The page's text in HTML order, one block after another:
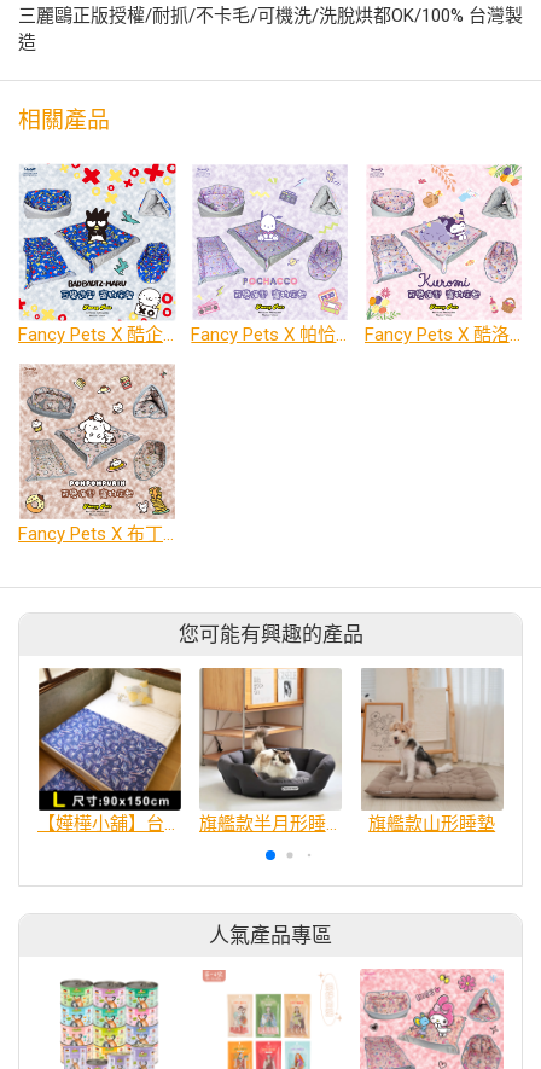
三麗鷗正版授權/耐抓/不卡毛/可機洗/洗脫烘都OK/100% 台灣製
造
相關產品
Fancy Pets X 酷企鵝 百變造型寵物睡床墊 Fancy Pets X 帕恰狗 百變造型寵物睡床墊 Fancy Pets X 酷洛米 百變造型寵物睡床墊
Fancy Pets X 布丁狗 百變造型寵物睡床墊
您可能有興趣的產品
【嬅樺小舖】台灣製超吸力防水墊《L號》防尿墊隔尿墊防水尿墊尿布墊看護墊寵物墊生理墊產褥墊 寵物防毛防髒適用 旗艦款半月形睡窩 旗艦款山形睡墊
人氣產品專區